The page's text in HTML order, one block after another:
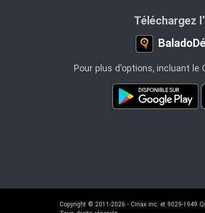
Téléchargez
Pour plus d'options, incluant le
Copyright © 2011-2026 - Cinax inc. et 9029-1949